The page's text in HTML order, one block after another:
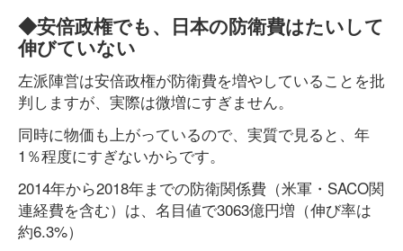
◆安倍政権でも、日本の防衛費はたいして
伸びていない
左派陣営は安倍政権が防衛費を増やしていることを批
判しますが、実際は微増にすぎません。
同時に物価も上がっているので、実質で見ると、年
1％程度にすぎないからです。
2014年から2018年までの防衛関係費（米軍・SACO関
連経費を含む）は、名目値で3063億円増（伸び率は
約6.3%）